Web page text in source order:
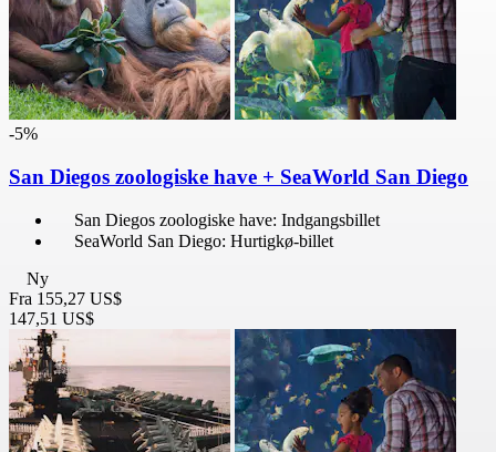
-5%
San Diegos zoologiske have + SeaWorld San Diego
San Diegos zoologiske have: Indgangsbillet
SeaWorld San Diego: Hurtigkø-billet
Ny
Fra 155,27 US$
147,51 US$